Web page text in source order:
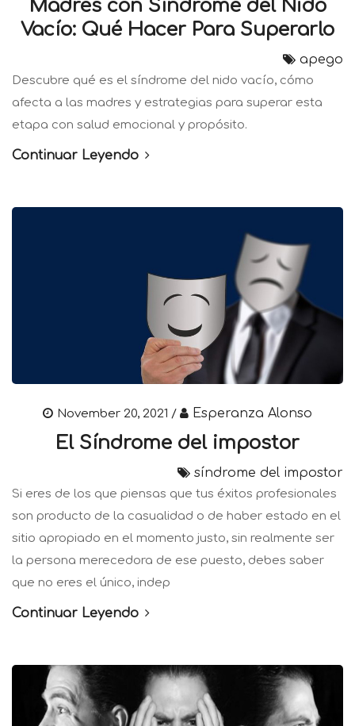
Madres con Síndrome del Nido
Vacío: Qué Hacer Para Superarlo
apego
Descubre qué es el síndrome del nido vacío, cómo
afecta a las madres y estrategias para superar esta
etapa con salud emocional y propósito.
Continuar Leyendo
November 20, 2021 / Esperanza Alonso
El Síndrome del impostor
síndrome del impostor
Si eres de los que piensas que tus éxitos profesionales
son producto de la casualidad o de haber estado en el
sitio apropiado en el momento justo, sin realmente ser
la persona merecedora de ese puesto, debes saber
que no eres el único, indep
Continuar Leyendo